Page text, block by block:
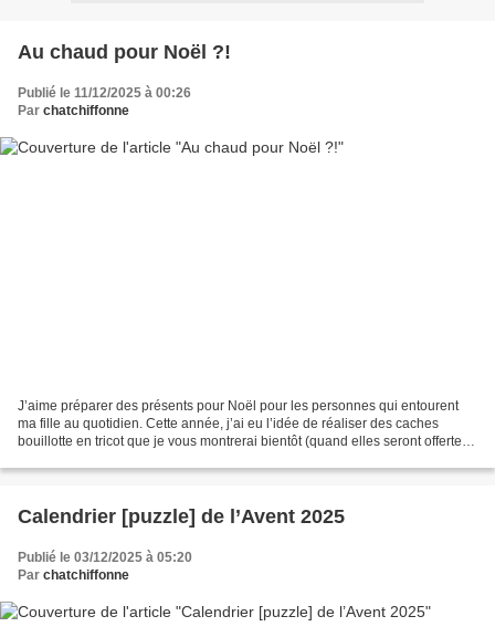
Au chaud pour Noël ?!
Publié le 11/12/2025 à 00:26
Par chatchiffonne
J’aime préparer des présents pour Noël pour les personnes qui entourent
ma fille au quotidien. Cette année, j’ai eu l’idée de réaliser des caches
bouillotte en tricot que je vous montrerai bientôt (quand elles seront offertes
Calendrier [puzzle] de l’Avent 2025
Publié le 03/12/2025 à 05:20
Par chatchiffonne